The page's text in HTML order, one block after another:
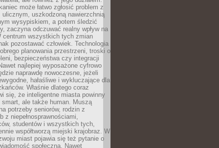
może łatwo zgłosić problem z
ulicznym, uszkodzoną nawierzchnią
wysypiskiem, a potem śledzić
zaczyna odczuwać realny wpływ na
centrum wszystkich tych zmian
pozostawać człowiek. Technologia
planowania przestrzeni, troski o
bezpieczeństwa czy integracji
najlepiej wyposażone cyfrowo
naprawdę nowoczesne, jeżeli
hałaśliwe i wykluczające dla
Właśnie dlatego coraz
się, że inteligentne miasta powinny
ale także human. Muszą
potrzeby seniorów, rodzin z
z niepełnosprawnościami,
studentów i wszystkich tych,
współtworzą miejski krajobraz. W
miast pojawia się też pytanie o
społeczną. Nawet